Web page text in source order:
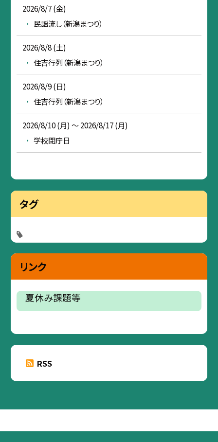
2026/8/7 (金)
民謡流し（新潟まつり）
2026/8/8 (土)
住吉行列（新潟まつり）
2026/8/9 (日)
住吉行列（新潟まつり）
2026/8/10 (月) ～ 2026/8/17 (月)
学校閉庁日
タグ
リンク
夏休み課題等
RSS